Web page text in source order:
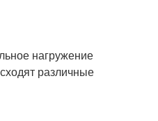
нагружение
различные